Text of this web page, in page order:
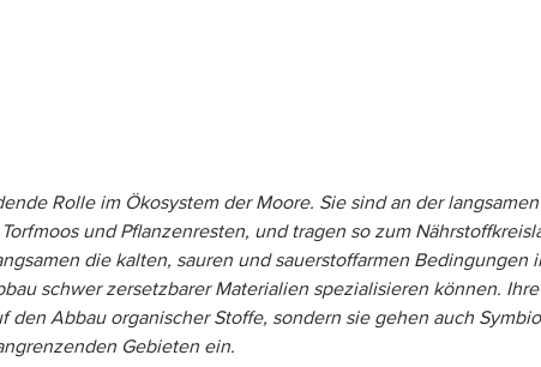
Rolle im Ökosystem der Moore. Sie sind an der
und Pflanzenresten, und tragen so zum
die kalten, sauren und sauerstoffarmen Bedingungen
schwer zersetzbarer Materialien spezialisieren können.
den Abbau organischer Stoffe, sondern sie gehen auch
Gebieten ein.